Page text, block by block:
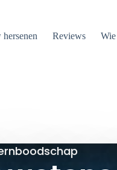
Reviews